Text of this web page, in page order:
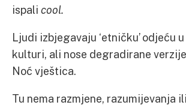
ispali cool.
Ljudi izbjegavaju ‘etničku’ odjeću
kulturi, ali nose degradirane
Noć vještica.
Tu nema razmjene, razumijevanja